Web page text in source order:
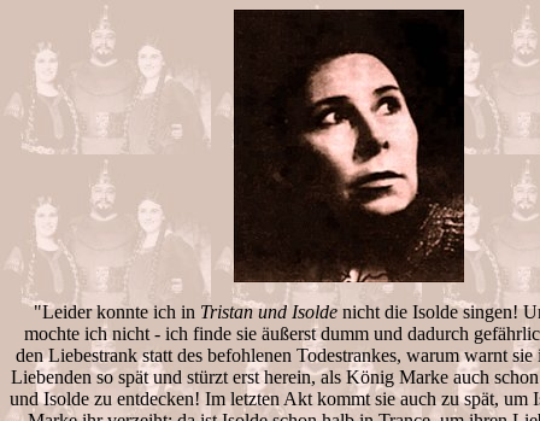
"Leider konnte ich in Tristan und Isolde nicht die Isolde singen!
mochte ich nicht - ich finde sie äußerst dumm und dadurch
den Liebestrank statt des befohlenen Todestrankes, warum warnt
Liebenden so spät und stürzt erst herein, als König Marke auch
und Isolde zu entdecken! Im letzten Akt kommt sie auch zu spät, um